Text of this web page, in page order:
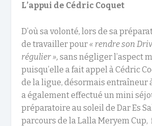
L’appui de Cédric Coquet
D’où sa volonté, lors de sa
de travailler pour « rendre son
régulier »,sans négliger l’aspect
puisqu’elle a fait appel à Cédric
de la ligue, désormais entraîneur
a également effectué un mini
préparatoire au soleil de Dar Es
parcours de la Lalla Meryem